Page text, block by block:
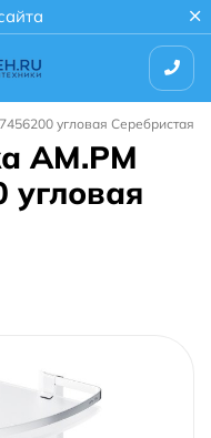
угловая Серебристая
AM.PM
угловая